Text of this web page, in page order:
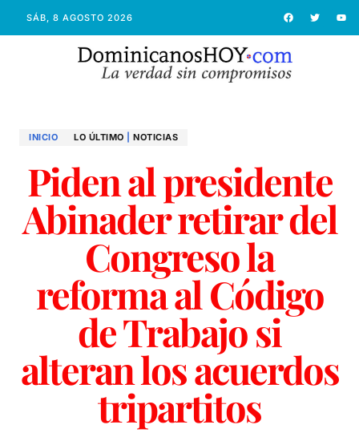
SÁB, 8 AGOSTO 2026
INICIO LO ÚLTIMO NOTICIAS
Piden al presidente
Abinader retirar del
Congreso la
reforma al Código
de Trabajo si
alteran los acuerdos
tripartitos